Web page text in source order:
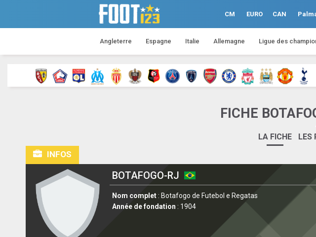
CM EURO CAN
Angleterre Espagne Italie Allemagne Ligue des
FICHE
LA FICHE LES
INFOS
BOTAFOGO-RJ
Nom complet: Botafogo de Futebol e Regatas
Année de fondation : 1904